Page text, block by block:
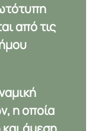
από τις
η οποία